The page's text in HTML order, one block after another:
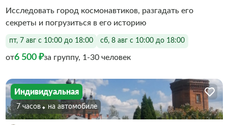
Исследовать город космонавтиков, разгадать его
секреты и погрузиться в его историю
пт, 7 авг с 10:00 до 18:00 сб, 8 авг с 10:00 до 18:00
от6 500 ₽за группу, 1-30 человек
Индивидуальная
7 часов На автомобиле